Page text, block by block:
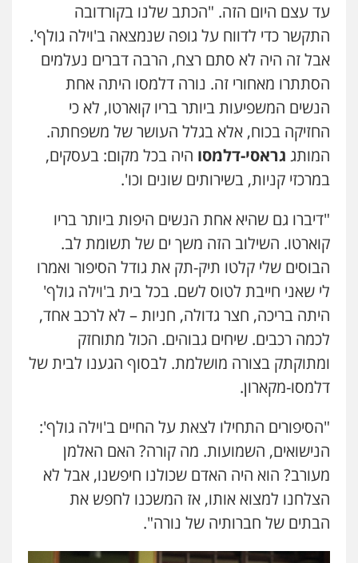
עד עצם היום הזה. "הכתב שלנו בקורדובה
התקשר כדי לדווח על גופה שנמצאה ב'וילה גולף'.
אבל זה היה לא סתם רצח, הרבה דברים נעלמים
הסתתרו מאחורי זה. נורה דלמסו היתה אחת
הנשים המשפיעות ביותר בריו קוארטו, לא כי
החזיקה בכוח, אלא בגלל העושר של משפחתה.
המותג גראסי-דלמסו היה בכל מקום: בעסקים,
במרכזי קניות, בשירותים שונים וכו'.
"דיברו גם שהיא אחת הנשים היפות ביותר בריו
קוארטו. השילוב הזה משך ים של תשומת לב.
הבוסים שלי קלטו תיק-תק את גודל הסיפור ואמרו
לי שאני חייבת לטוס לשם. בכל בית ב'וילה גולף'
היתה בריכה, חצר גדולה, חניות – לא לרכב אחד,
לכמה רכבים. שיחים גבוהים. הכול מתוחזק
ומתוקתק בצורה מושלמת. לבסוף הגענו לבית של
דלמסו-מקארון.
"הסיפורים התחילו לצאת על החיים ב'וילה גולף':
הנישואים, השמועות. מה קורה? האם האלמן
מעורב? הוא היה האדם שכולנו חיפשנו, אבל לא
הצלחנו למצוא אותו, אז המשכנו לחפש את
הבתים של חברותיה של נורה".